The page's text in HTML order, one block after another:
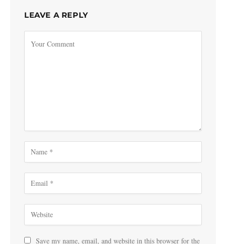
LEAVE A REPLY
Save my name, email, and website in this browser for the